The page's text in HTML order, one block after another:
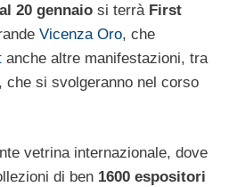
20 gennaio si terrà First
Vicenza Oro, che
anche altre manifestazioni, tra
, che si svolgeranno nel corso
vetrina internazionale, dove
di ben 1600 espositori